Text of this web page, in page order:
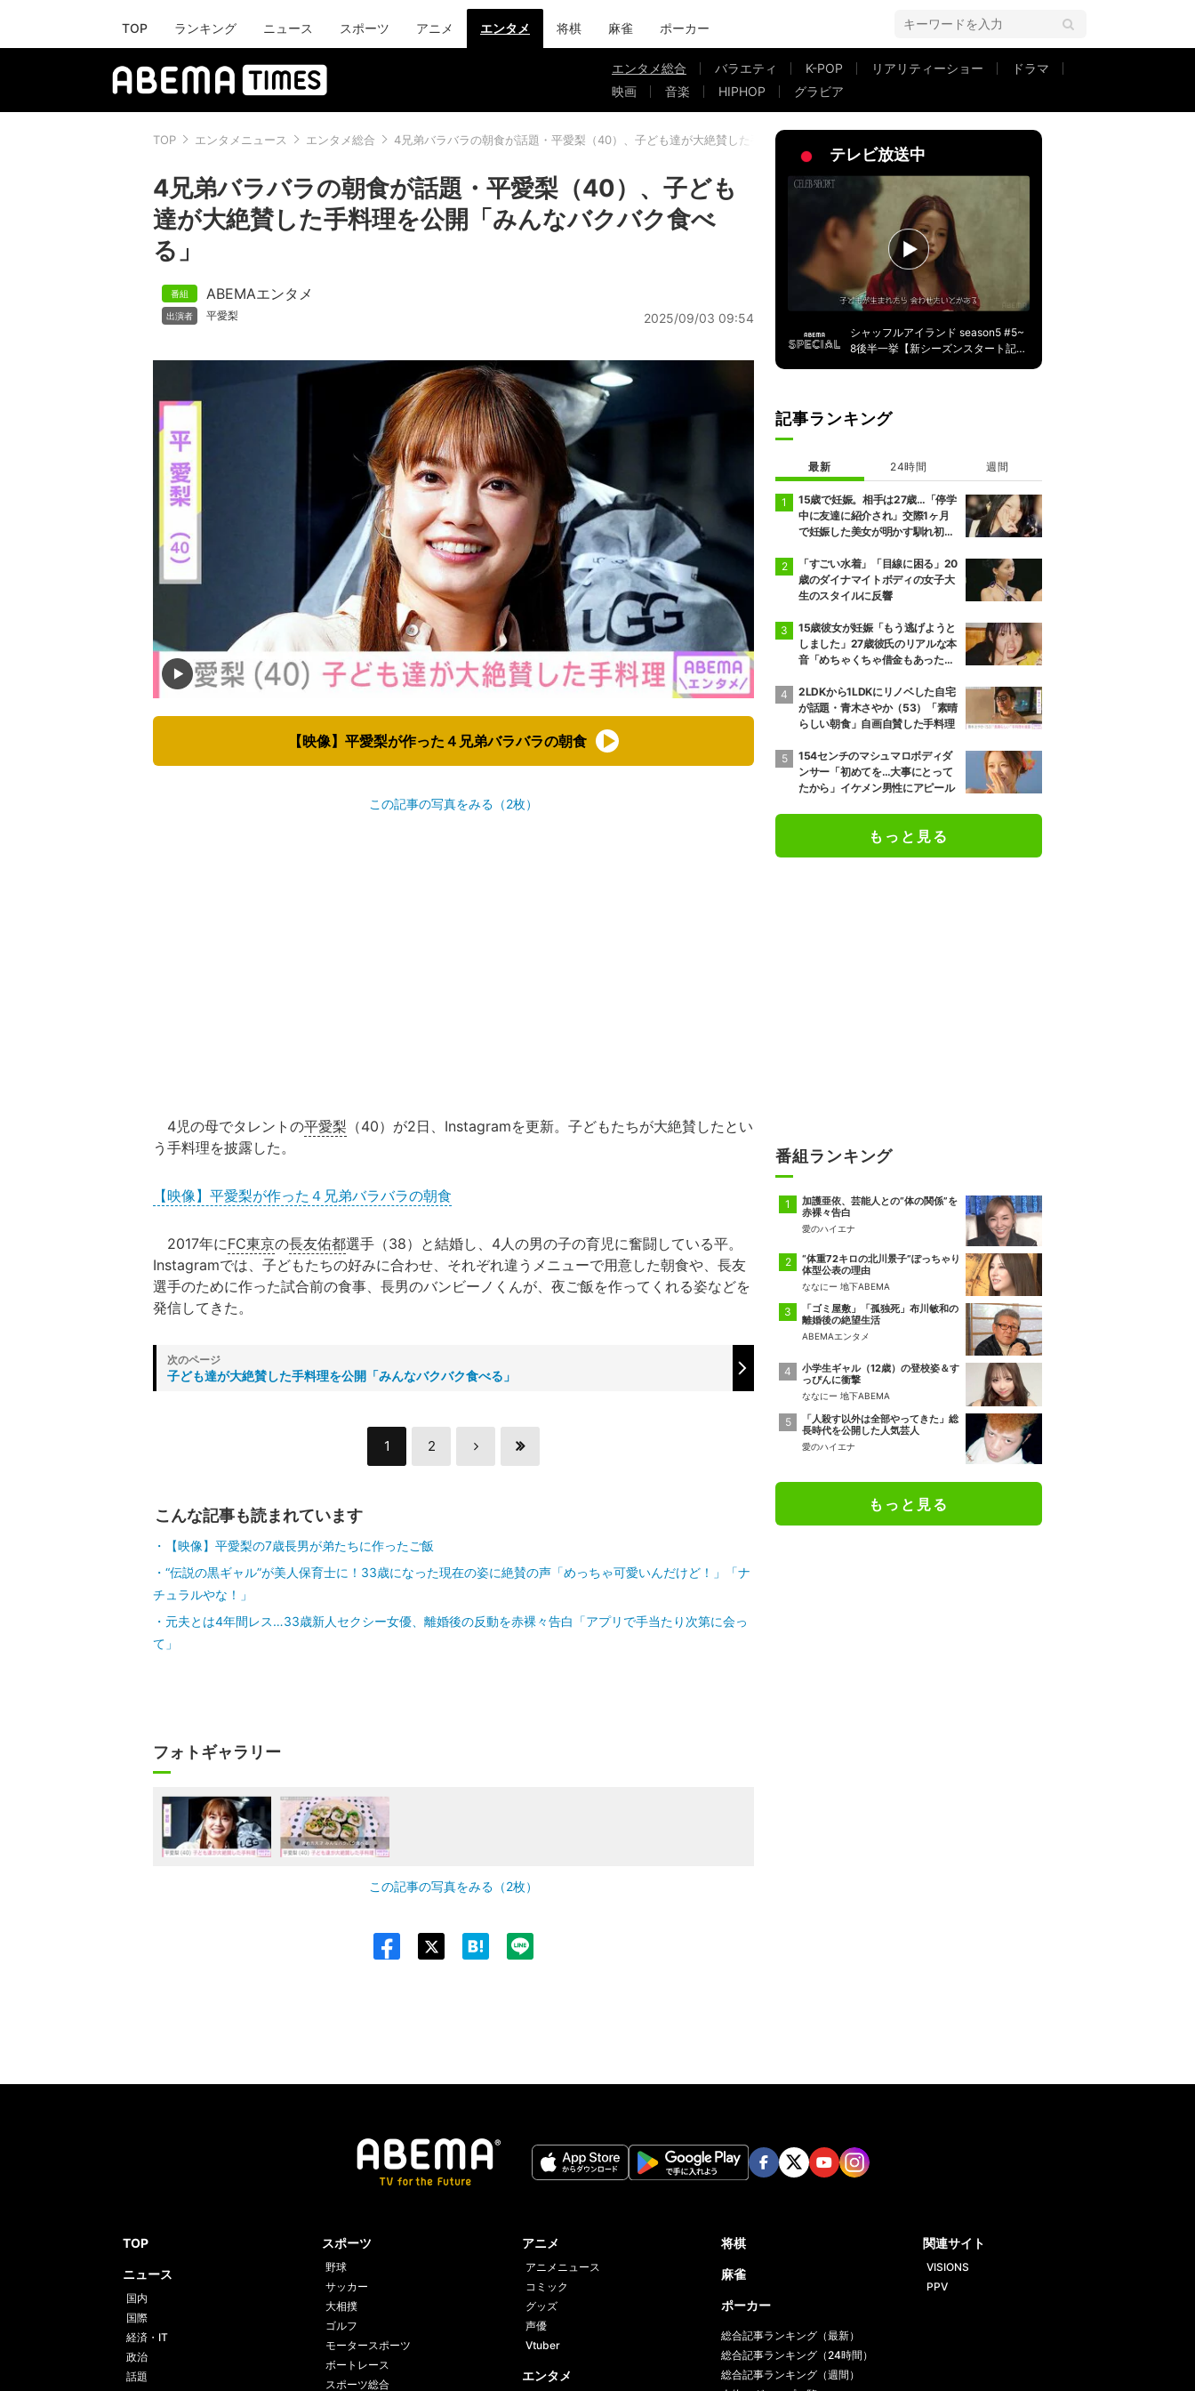
TOP ランキング ニュース スポーツ アニメ エンタメ 将棋 麻雀 ポーカー
エンタメ総合 バラエティ K-POP リアリティーショー
ドラマ
映画
音楽 HIPHOP グラビア
TOP エンタメニュース エンタメ総合 4兄弟バラバラの朝食が話題・平愛梨（40）、子ども達が大絶賛した手料理を公開「みんなバクバク食べる」
4兄弟バラバラの朝食が話題・平愛梨（40）、子ども
達が大絶賛した手料理を公開「みんなバクバク食べ
る」
ABEMAエンタメ
平愛梨 2025/09/03 09:54
【映像】平愛梨が作った４兄弟バラバラの朝食
この記事の写真をみる（2枚）
4児の母でタレントの平愛梨 （40）が2日、Instagramを更新。子どもたちが大絶賛したとい
う手料理を披露した。
【映像】平愛梨が作った４兄弟バラバラの朝食
2017年にFC東京の長友佑都選手（38）と結婚し、4人の男の子の育児に奮闘している平。
Instagramでは、子どもたちの好みに合わせ、それぞれ違うメニューで用意した朝食や、長友
選手のために作った試合前の食事、長男のバンビーノくんが、夜ご飯を作ってくれる姿などを
発信してきた。
子ども達が大絶賛した手料理を公開「みんなバクバク食べる」
1 2
こんな記事も読まれています
【映像】平愛梨の7歳長男が弟たちに作ったご飯
“伝説の黒ギャル”が美人保育士に！33歳になった現在の姿に絶賛の声「めっちゃ可愛いんだけど！」「ナ
チュラルやな！」
元夫とは4年間レス…33歳新人セクシー女優、離婚後の反動を赤裸々告白「アプリで手当たり次第に会っ
て」
フォトギャラリー
この記事の写真をみる（2枚）
テレビ放送中
シャッフルアイランド season5 #5~
8後半一挙【新シーズンスタート記
記事ランキング
最新 24時間 週間
15歳で妊娠。相手は27歳…「停学
中に友達に紹介され」交際1ヶ月
で妊娠した美女が明かす馴れ初め
絶句
「すごい水着」「目線に困る」20
歳のダイナマイトボディの女子大
生のスタイルに反響
15歳彼女が妊娠「もう逃げようと
しました」27歳彼氏のリアルな本
音「めちゃくちゃ借金もあったの
2LDKから1LDKにリノベした自宅
が話題・青木さやか（53）「素晴
らしい朝食」自画自賛した手料理
154センチのマシュマロボディダ
ンサー「初めてを…大事にとって
たから」イケメン男性にアピール
もっと見る
番組ランキング
加護亜依、芸能人との“体の関係”を
赤裸々告白
愛のハイエナ
“体重72キロの北川景子”ぽっちゃり
体型公表の理由
ななにー 地下ABEMA
「ゴミ屋敷」「孤独死」布川敏和の
離婚後の絶望生活
ABEMAエンタメ
小学生ギャル（12歳）の登校姿＆す
っぴんに衝撃
ななにー 地下ABEMA
「人殺す以外は全部やってきた」総
長時代を公開した人気芸人
愛のハイエナ
もっと見る
TOP
ニュース
国内
国際
経済・IT
政治
話題
スポーツ
野球
サッカー
大相撲
ゴルフ
モータースポーツ
ボートレース
スポーツ総合
アニメ
アニメニュース
コミック
グッズ
声優
Vtuber
エンタメ
将棋
麻雀
ポーカー
総合記事ランキング（最新）
総合記事ランキング（24時間）
総合記事ランキング（週間）
関連サイト
VISIONS
PPV